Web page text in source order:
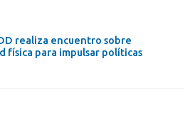
realiza encuentro sobre
física para impulsar políticas